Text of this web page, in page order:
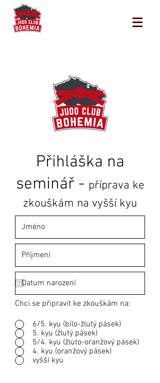
Přihláška na
seminář - příprava ke
zkouškám na vyšší kyu
Chci se připravit ke zkouškám na:
6/5. kyu (bílo-žlutý pásek)
5. kyu (žlutý pásek)
5/4. kyu (žluto-oranžový pásek)
4. kyu (oranžový pásek)
vyšší kyu